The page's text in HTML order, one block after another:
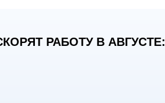
РАБОТУ В АВГУСТЕ: